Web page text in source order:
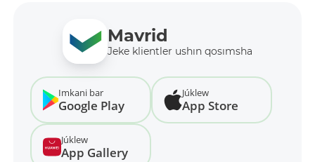
Mavrid
Jeke klientler ushın qosımsha
Imkani bar
Google Play
Júklew
App Store
Júklew
App Gallery